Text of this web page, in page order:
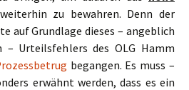
zu bewahren. Denn der
auf Grundlage dieses – angeblich
– Urteilsfehlers des OLG Hamm
begangen. Es muss –
erwähnt werden, dass es ein